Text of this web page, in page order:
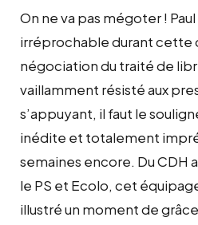
On ne va pas mégoter !
irréprochable durant cette
négociation du traité de
vaillamment résisté aux
s’appuyant, il faut le
inédite et totalement
semaines encore. Du CDH
le PS et Ecolo, cet
illustré un moment de